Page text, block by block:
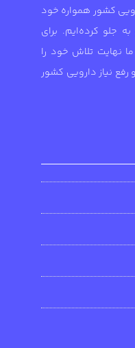
کشور همواره خود
جلو کرده‌ایم. برای
نهایت تلاش خود را
نیاز دارویی کشور